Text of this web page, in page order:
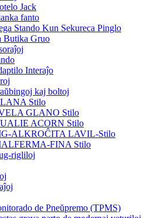
Jack
fanto
Stando Kun Sekureca Pinglo
Butika Gruo
Interaĵo
kaj boltoj
Stilo
GLANO Stilo
ACORN Stilo
ALKROĈITA LAVIL-Stilo
FINA Stilo
rigliloj
de Pneŭpremo (TPMS)